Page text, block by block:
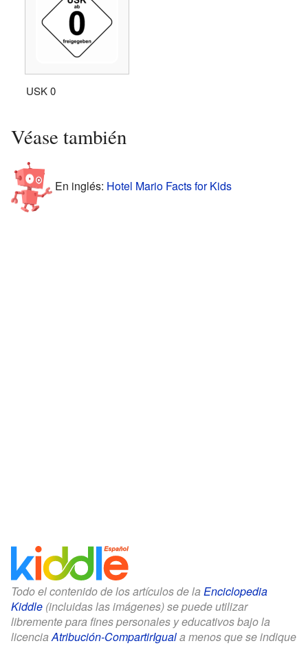
USK 0
Véase también
En inglés: Hotel Mario Facts for Kids
Todo el contenido de los artículos de la Enciclopedia
Kiddle (incluidas las imágenes) se puede utilizar
libremente para fines personales y educativos bajo la
licenciaAtribución-CompartirIguala menos que se indique